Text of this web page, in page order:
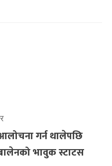
गर्न थालेपछि
बालेनको भावुक स्टाटस